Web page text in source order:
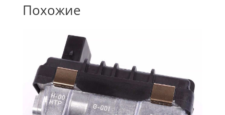
Похожие